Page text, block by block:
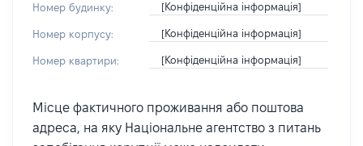
Номер будинку: [Конфіденційна інформація]
Номер корпусу: [Конфіденційна інформація]
Номер квартири: [Конфіденційна інформація]
Місце фактичного проживання або поштова
адреса, на яку Національне агентство з питань